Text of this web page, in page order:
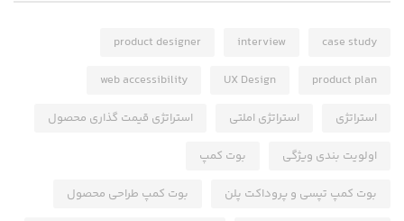
case study
interview
product designer
product plan
UX Design
web accessibility
استراتژی استراتژی املتی استراتژی قیمت گذاری محصول
اولویت بندی ویژگی بوت کمپ
بوت کمپ تپسی و پروداکت پلن بوت کمپ طراحی محصول